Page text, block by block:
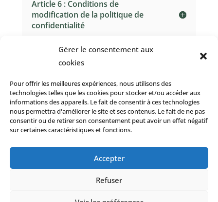
Gérer le consentement aux
cookies
Pour offrir les meilleures expériences, nous utilisons des
technologies telles que les cookies pour stocker et/ou accéder aux
informations des appareils. Le fait de consentir à ces technologies
nous permettra d'améliorer le site et ses contenus. Le fait de ne pas
consentir ou de retirer son consentement peut avoir un effet négatif
sur certaines caractéristiques et fonctions.
Accepter
Refuser
Article 6 : Conditions de
modification de la politique de
confidentialité
Les p’tits Nids
Showroom Square
02 51 24 66 42